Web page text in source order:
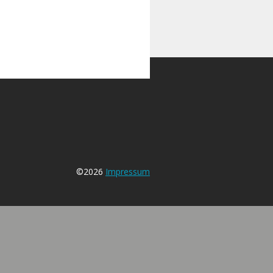
©2026 Impressum